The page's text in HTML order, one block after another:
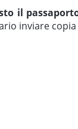
il
inviare